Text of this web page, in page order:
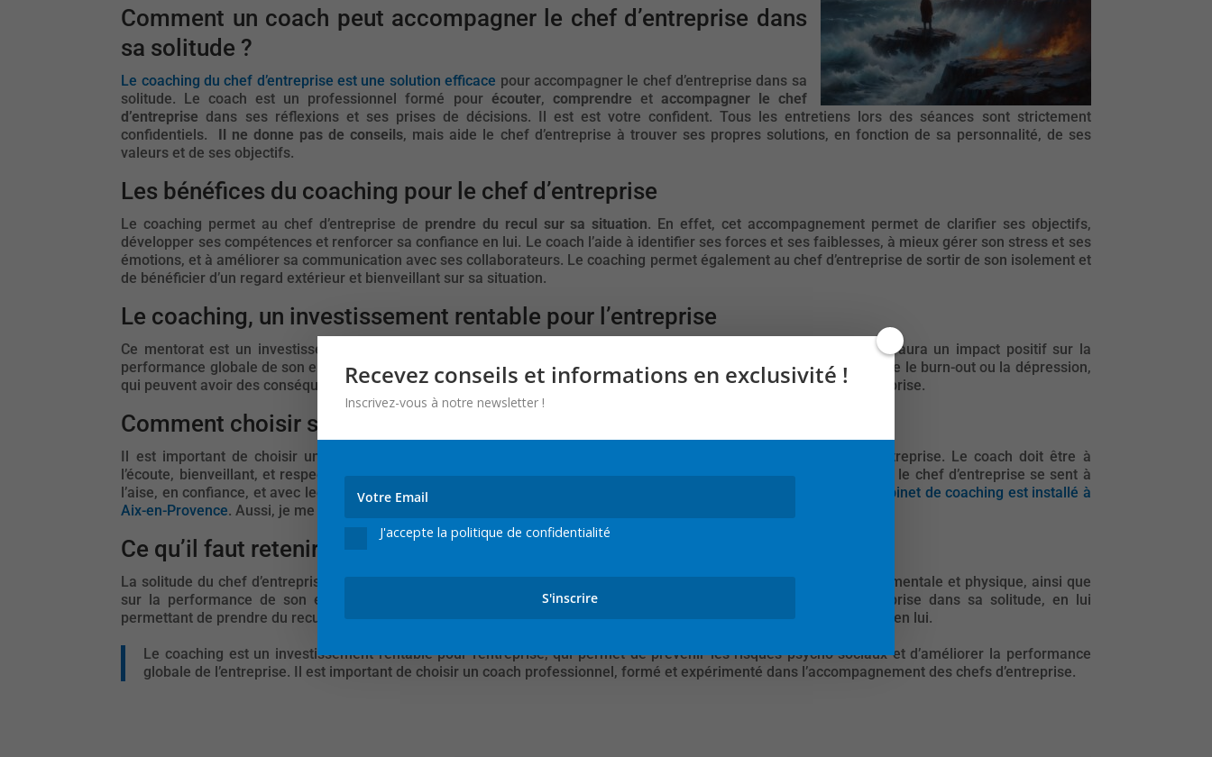
Comment un coach peut accompagner le chef d’entreprise dans
sa solitude ?
Le coaching du chef d’entreprise est une solution efficace pour accompagner le chef d’entreprise dans sa
solitude. Le coach est un professionnel formé pour écouter, comprendre et accompagner le chef
d’entreprise dans ses réflexions et ses prises de décisions. Il est est votre confident. Tous les entretiens lors des séances sont strictement
confidentiels. Il ne donne pas de conseils, mais aide le chef d’entreprise à trouver ses propres solutions, en fonction de sa personnalité, de ses
valeurs et de ses objectifs.
Les bénéfices du coaching pour le chef d’entreprise
Le coaching permet au chef d’entreprise de prendre du recul sur sa situation. En effet, cet accompagnement permet de clarifier ses objectifs,
développer ses compétences et renforcer sa confiance en lui. Le coach l’aide à identifier ses forces et ses faiblesses, à mieux gérer son stress et ses
émotions, et à améliorer sa communication avec ses collaborateurs. Le coaching permet également au chef d’entreprise de sortir de son isolement et
de bénéficier d’un regard extérieur et bienveillant sur sa situation.
Le coaching, un investissement rentable pour l’entreprise
Ce mentorat est un investissement rentable pour l’entreprise. En effet, un chef d’entreprise épanoui et performant aura un impact positif sur la
performance globale de son entreprise. Le coaching permet également de prévenir les risques psycho-sociaux, tels que le burn-out ou la dépression,
qui peuvent avoir des conséquences désastreuses sur la santé du chef d’entreprise et sur la performance de son entreprise.
Comment choisir son coach ?
Il est important de choisir un coach professionnel, formé et expérimenté dans l’accompagnement des chefs d’entreprise. Le coach doit être à
l’écoute, bienveillant, et respecter une déontologie stricte. Il est également important de choisir un coach avec lequel le chef d’entreprise se sent à
l’aise, en confiance, et avec lequel il peut établir une relation de confiance et de respect mutuel. Pour ma part mon
cabinet de coaching est installé à
Aix-en-Provence. Aussi, je me déplace afin d’intervenir en entreprise.
Ce qu’il faut retenir sur la gestion de la solitude du dirigeant.
La solitude du chef d’entreprise est un phénomène répandu. Elle peut avoir des conséquences néfastes sur sa santé mentale et physique, ainsi que
sur la performance de son entreprise. Le coaching est une solution efficace pour accompagner le chef d’entreprise dans sa solitude, en lui
permettant de prendre du recul, de clarifier ses objectifs, de développer ses compétences et de renforcer sa confiance en lui.
Le coaching est un investissement rentable pour l’entreprise, qui permet de prévenir les risques psycho-sociaux et d’améliorer la performance
globale de l’entreprise. Il est important de choisir un coach professionnel, formé et expérimenté dans l’accompagnement des chefs d’entreprise.
Recevez conseils et informations en exclusivité !
Inscrivez-vous à notre newsletter !
J'accepte la politique de confidentialité